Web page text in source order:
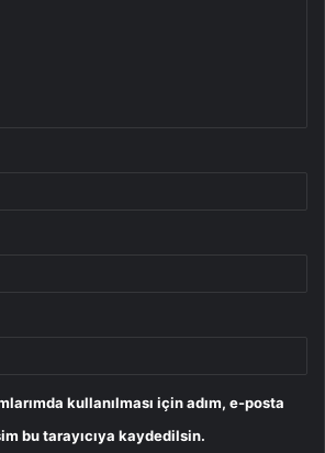
kullanılması için adım, e-posta
bu tarayıcıya kaydedilsin.